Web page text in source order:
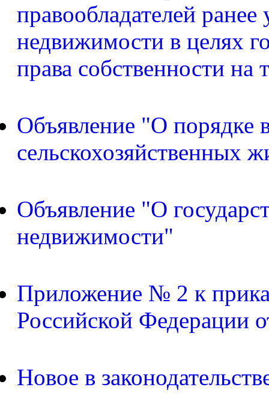
правообладателей
недвижимости в целях
права собственности
Объявление "О порядке
сельскохозяйственных
Объявление "О
недвижимости"
Приложение № 2 к
Российской Федерации
Новое в